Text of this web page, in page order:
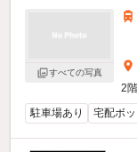
すべての写真
2
駐車場あり
宅配ボ